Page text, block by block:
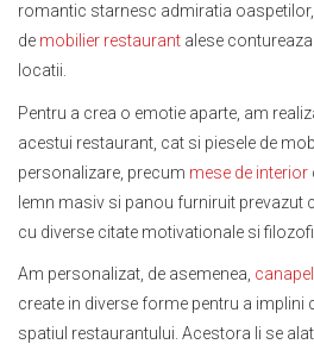
romantic starnesc admiratia
de mobilier restaurant alese
locatii.
Pentru a crea o emotie aparte, am
acestui restaurant, cat si piesele de
personalizare, precum mese de interior
lemn masiv si panou furniruit prevazut
cu diverse citate motivationale si
Am personalizat, de asemenea,
create in diverse forme pentru a
spatiul restaurantului. Acestora li se